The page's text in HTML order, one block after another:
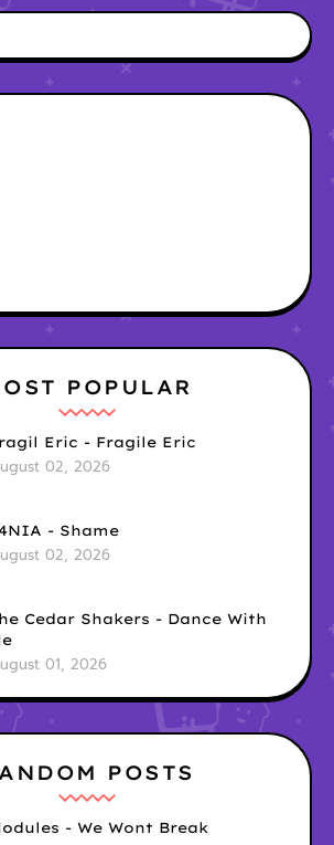
POPULAR
Eric - Fragile Eric
02, 2026
- Shame
02, 2026
Cedar Shakers - Dance With
01, 2026
POSTS
- We Wont Break